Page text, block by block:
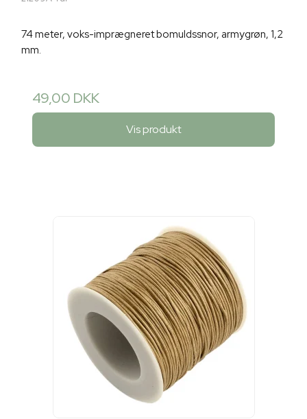
74 meter, voks-imprægneret bomuldssnor, armygrøn, 1,2
mm.
49,00 DKK
Vis produkt